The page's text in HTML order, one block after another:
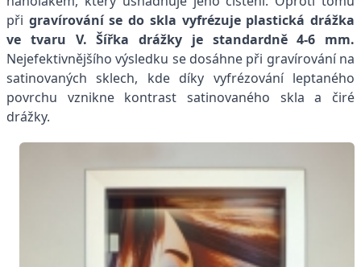
při gravírování se do skla vyfrézuje plastická drážka
ve tvaru V. Šířka drážky je standardně 4-6 mm.
Nejefektivnějšího výsledku se dosáhne při gravírování na
satinovaných sklech, kde díky vyfrézování leptaného
povrchu vznikne kontrast satinovaného skla a čiré
drážky.